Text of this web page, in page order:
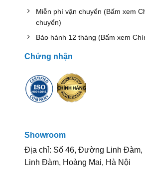
Miễn phí vận chuyển (Bấm xem
chuyển)
Bảo hành 12 tháng (Bấm xem
Chứng nhận
Showroom
Địa chỉ: Số 46, Đường Linh Đàm,
Linh Đàm, Hoàng Mai, Hà Nội